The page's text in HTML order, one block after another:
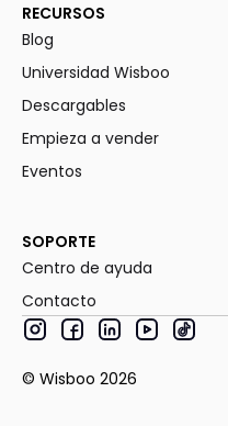
RECURSOS
Blog
Universidad Wisboo
Descargables
Empieza a vender
Eventos
SOPORTE
Centro de ayuda
Contacto
© Wisboo 2026